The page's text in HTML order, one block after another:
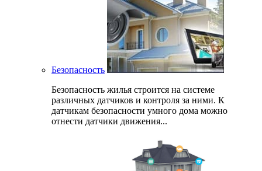
Безопасность
Безопасность жилья строится на системе
различных датчиков и контроля за ними. К
датчикам безопасности умного дома можно
отнести датчики движения...